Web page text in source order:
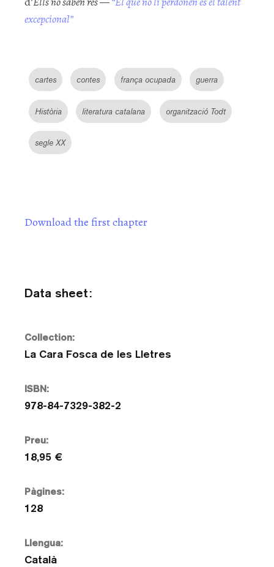
excepcional”
cartes contes frança ocupada guerra
Història literatura catalana organització Todt
segle XX
Download the first chapter
Data sheet:
Collection:
La Cara Fosca de les Lletres
ISBN:
978-84-7329-382-2
Preu:
18,95 €
Pàgines:
128
Llengua:
Català